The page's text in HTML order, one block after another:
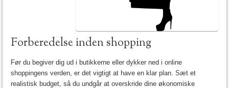
Forberedelse inden shopping
Før du begiver dig ud i butikkerne eller dykker ned i online
shoppingens verden, er det vigtigt at have en klar plan. Sæt et
realistisk budget, så du undgår at overskride dine økonomiske